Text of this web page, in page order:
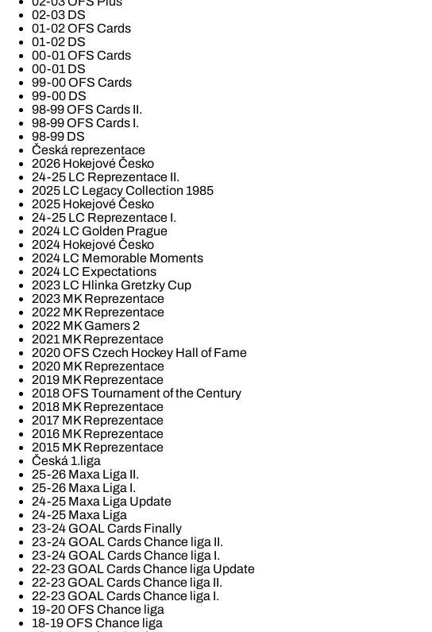
02-03 DS
01-02 OFS Cards
01-02 DS
00-01 OFS Cards
00-01 DS
99-00 OFS Cards
99-00 DS
98-99 OFS Cards II.
98-99 OFS Cards I.
98-99 DS
Česká reprezentace
2026 Hokejové Česko
24-25 LC Reprezentace II.
2025 LC Legacy Collection 1985
2025 Hokejové Česko
24-25 LC Reprezentace I.
2024 LC Golden Prague
2024 Hokejové Česko
2024 LC Memorable Moments
2024 LC Expectations
2023 LC Hlinka Gretzky Cup
2023 MK Reprezentace
2022 MK Reprezentace
2022 MK Gamers 2
2021 MK Reprezentace
2020 OFS Czech Hockey Hall of Fame
2020 MK Reprezentace
2019 MK Reprezentace
2018 OFS Tournament of the Century
2018 MK Reprezentace
2017 MK Reprezentace
2016 MK Reprezentace
2015 MK Reprezentace
Česká 1.liga
25-26 Maxa Liga II.
25-26 Maxa Liga I.
24-25 Maxa Liga Update
24-25 Maxa Liga
23-24 GOAL Cards Finally
23-24 GOAL Cards Chance liga II.
23-24 GOAL Cards Chance liga I.
22-23 GOAL Cards Chance liga Update
22-23 GOAL Cards Chance liga II.
22-23 GOAL Cards Chance liga I.
19-20 OFS Chance liga
18-19 OFS Chance liga